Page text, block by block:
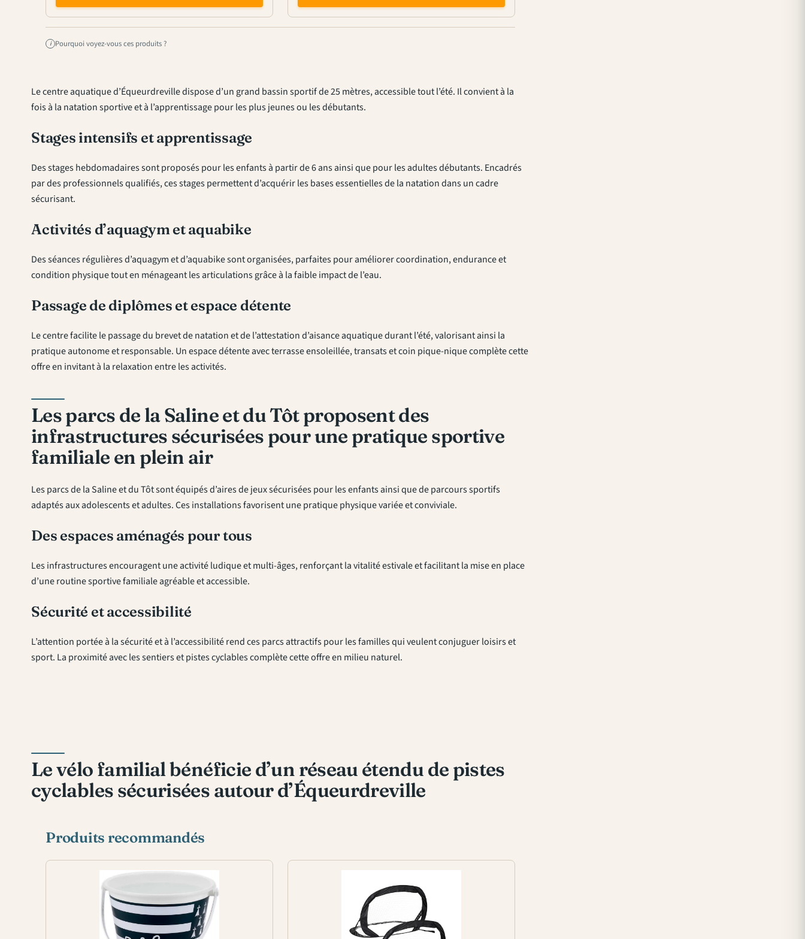
i Pourquoi voyez-vous ces produits ?
Le centre aquatique d’Équeurdreville dispose d’un grand bassin sportif de 25 mètres, accessible tout l’été. Il convient à la
fois à la natation sportive et à l’apprentissage pour les plus jeunes ou les débutants.
Stages intensifs et apprentissage
Des stages hebdomadaires sont proposés pour les enfants à partir de 6 ans ainsi que pour les adultes débutants. Encadrés
par des professionnels qualifiés, ces stages permettent d’acquérir les bases essentielles de la natation dans un cadre
sécurisant.
Activités d’aquagym et aquabike
Des séances régulières d’aquagym et d’aquabike sont organisées, parfaites pour améliorer coordination, endurance et
condition physique tout en ménageant les articulations grâce à la faible impact de l’eau.
Passage de diplômes et espace détente
Le centre facilite le passage du brevet de natation et de l’attestation d’aisance aquatique durant l’été, valorisant ainsi la
pratique autonome et responsable. Un espace détente avec terrasse ensoleillée, transats et coin pique-nique complète cette
offre en invitant à la relaxation entre les activités.
Les parcs de la Saline et du Tôt proposent des
infrastructures sécurisées pour une pratique sportive
familiale en plein air
Les parcs de la Saline et du Tôt sont équipés d’aires de jeux sécurisées pour les enfants ainsi que de parcours sportifs
adaptés aux adolescents et adultes. Ces installations favorisent une pratique physique variée et conviviale.
Des espaces aménagés pour tous
Les infrastructures encouragent une activité ludique et multi-âges, renforçant la vitalité estivale et facilitant la mise en place
d’une routine sportive familiale agréable et accessible.
Sécurité et accessibilité
L’attention portée à la sécurité et à l’accessibilité rend ces parcs attractifs pour les familles qui veulent conjuguer loisirs et
sport. La proximité avec les sentiers et pistes cyclables complète cette offre en milieu naturel.
Le vélo familial bénéficie d’un réseau étendu de pistes
cyclables sécurisées autour d’Équeurdreville
Produits recommandés